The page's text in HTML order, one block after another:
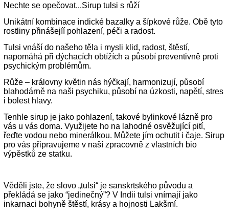
Nechte se opečovat...Sirup tulsi s růží
Unikátní kombinace indické bazalky a šípkové růže. Obě tyto
rostliny přinášejíí pohlazení, péči a radost.
Tulsi vnáší do našeho těla i mysli klid, radost, štěstí,
napomáhá při dýchacích obtížích a působí preventivně proti
psychickým problémům.
Růže – královny květin nás hýčkají, harmonizují, působí
blahodárně na naši psychiku, působí na úzkosti, napětí, stres
i bolest hlavy.
Tenhle sirup je jako pohlazení, takové bylinkové lázně pro
vás u vás doma. Využijete ho na lahodné osvěžující pití,
řeďte vodou nebo minerálkou. Můžete jím ochutit i čaje. Sirup
pro vás připravujeme v naší zpracovně z vlastních bio
výpěstků ze statku.
Věděli jste, že slovo „tulsi“ je sanskrtského původu a
překládá se jako “jedinečný”? V Indii tulsi vnímají jako
inkarnaci bohyně štěstí, krásy a hojnosti Lakšmí.